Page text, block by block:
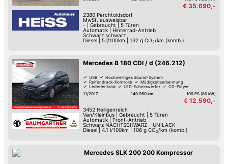
€ 35.690,-
2380 Perchtoldsdorf
MwSt. ausweisbar
-
Gebraucht
5 Türen
Automatik| Hinterrad-Antrieb
Schwarz schwarz
Diesel
5 l/100km 132 g CO2 /km (komb.)
Mercedes B 180 CDI / d (246.212)
USB
Hochwertiges Sound-System
Reifendruck-Kontrolle
Müdigkeitserkennung
Lederlenkrad
LED-Scheinwerfer
CD-Player
Park-Assistent hinten
11/2017 140.950 km 109 PS (80 kW)
€ 12.590,-
3452 Heiligenreich
Van/Kleinbus| Gebraucht
5 Türen
Automatik| Front-Antrieb
Schwarz NACHTSCHWARZ - UNILACK
Diesel
4.1 l/100km 106 g CO2 /km (komb.)
Mercedes SLK 200 200 Kompressor